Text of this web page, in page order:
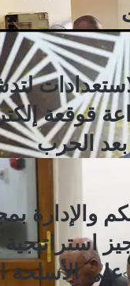
قوقعة
الحرب
والإدارة
الأسلحة